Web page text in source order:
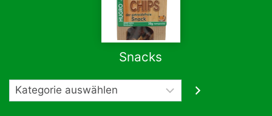
Snacks
Kategorie
auswählen